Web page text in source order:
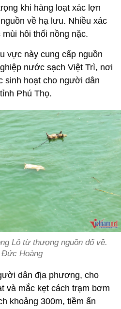
khi hàng loạt xác lợn
về hạ lưu. Nhiều xác
hôi thối nồng nặc.
vực này cung cấp nguồn
nước sạch Việt Trì, nơi
sinh hoạt cho người dân
Phú Thọ.
Lô từ thượng nguồn đổ về.
Đức Hoàng
dân địa phương, cho
và mắc kẹt cách trạm bơm
khoảng 300m, tiềm ẩn